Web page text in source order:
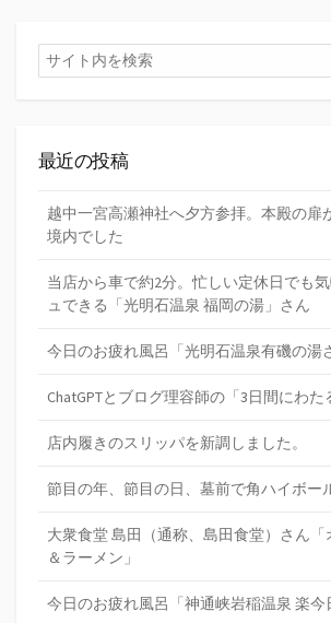
検
索
最近の投稿
越中一宮高瀬神社へ夕方参拝。本殿の扉
境内でした
当店から車で約2分。忙しい定休日でも
ュできる「光明石温泉 福岡の湯」さん
今日のお疲れ風呂「光明石温泉有磯の湯
ChatGPTとブログ理容師の「3日間にわた
店内履きのスリッパを新調しました。
節目の年、節目の日、墓前で角ハイボー
大衆食堂 島田（通称、島田食堂）さん「
＆ラーメン」
今日のお疲れ風呂「神通峡岩稲温泉 楽今